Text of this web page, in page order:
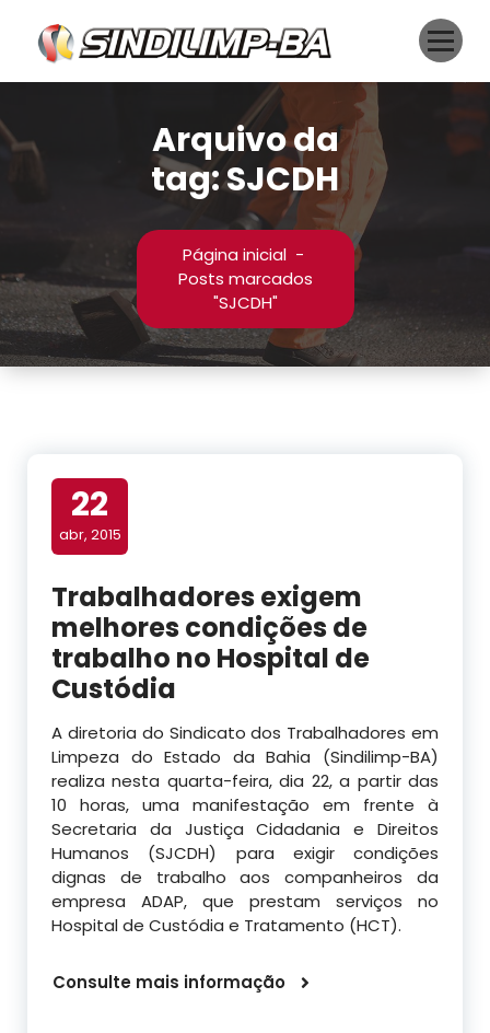
conteúdo
Arquivo da
tag: SJCDH
Página inicial-
Posts marcados
"SJCDH"
22
abr, 2015
Trabalhadores exigem
melhores condições de
trabalho no Hospital de
Custódia
A diretoria do Sindicato dos Trabalhadores em
Limpeza do Estado da Bahia (Sindilimp-BA)
realiza nesta quarta-feira, dia 22, a partir das
10 horas, uma manifestação em frente à
Secretaria da Justiça Cidadania e Direitos
Humanos (SJCDH) para exigir condições
dignas de trabalho aos companheiros da
empresa ADAP, que prestam serviços no
Hospital de Custódia e Tratamento (HCT).
Consulte mais informação